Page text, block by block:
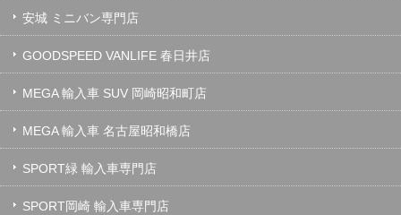
安城 ミニバン専門店
GOODSPEED VANLIFE 春日井店
MEGA 輸入車 SUV 岡崎昭和町店
MEGA 輸入車 名古屋昭和橋店
SPORT緑 輸入車専門店
SPORT岡崎 輸入車専門店